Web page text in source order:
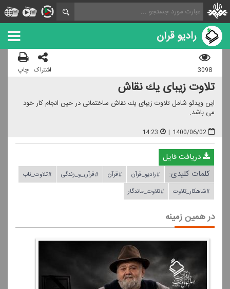
رادیو قرآن
3098 اشتراک چاپ
تلاوت زیبای یك نقاش
این ویدئو شامل تلاوت زیبای یك نقاش ساختمانی در حین انجام كار خود
می باشد.
1400/06/02
|
14:23
دریافت فایل
کلمات کلیدی:
#رادیو_قرآن #قرآن #قرآن_و_زندگی
#تلاوت_ناب
#شاهكار_تلاوت
#تلاوت_ماندگار
در همین زمینه